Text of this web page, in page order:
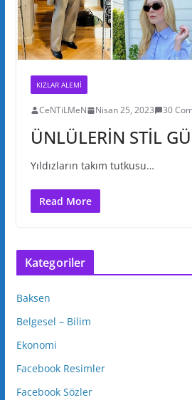
KIZLAR ALEMI
CeNTiLMeN Nisan 25, 2023 30
ÜNLÜLERİN STİL
Yıldızların takım tutkusu…
Read More
Kategoriler
Baksen
Belgesel – Bilim
Ekonomi
Facebook Resimler
Facebook Sözler